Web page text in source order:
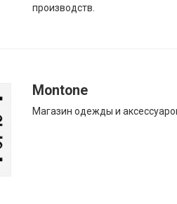
производств.
Montone
Магазин одежды и